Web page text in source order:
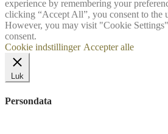
experience by remembering your
clicking “Accept All”, you consent to the
However, you may visit "Cookie
consent.
Cookie indstillinger Accepter alle
Luk
Persondata